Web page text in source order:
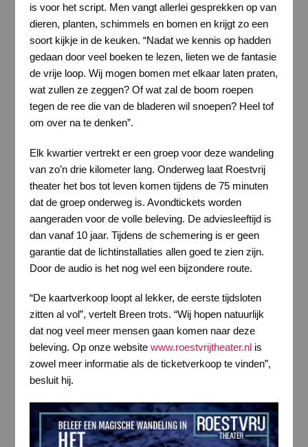
is voor het script. Men vangt allerlei gesprekken op van
dieren, planten, schimmels en bomen en krijgt zo een
soort kijkje in de keuken. “Nadat we kennis op hadden
gedaan door veel boeken te lezen, lieten we de fantasie
de vrije loop. Wij mogen bomen met elkaar laten praten,
wat zullen ze zeggen? Of wat zal de boom roepen
tegen de ree die van de bladeren wil snoepen? Heel tof
om over na te denken”.
Elk kwartier vertrekt er een groep voor deze wandeling
van zo’n drie kilometer lang. Onderweg laat Roestvrij
theater het bos tot leven komen tijdens de 75 minuten
dat de groep onderweg is. Avondtickets worden
aangeraden voor de volle beleving. De adviesleeftijd is
dan vanaf 10 jaar. Tijdens de schemering is er geen
garantie dat de lichtinstallaties allen goed te zien zijn.
Door de audio is het nog wel een bijzondere route.
“De kaartverkoop loopt al lekker, de eerste tijdsloten
zitten al vol”, vertelt Breen trots. “Wij hopen natuurlijk
dat nog veel meer mensen gaan komen naar deze
beleving. Op onze website www.roestvrijtheater.nlis
zowel meer informatie als de ticketverkoop te vinden”,
besluit hij.